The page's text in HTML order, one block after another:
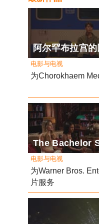
阿尔罕布拉宫
电影与电视
为Chorokhaem
The Bachelor
电影与电视
为Warner Bros.
片服务